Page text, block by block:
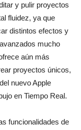
y pulir proyectos
fluidez, ya que
distintos efectos y
mucho
aún más
proyectos únicos,
nuevo Apple
en Tiempo Real.
funcionalidades de